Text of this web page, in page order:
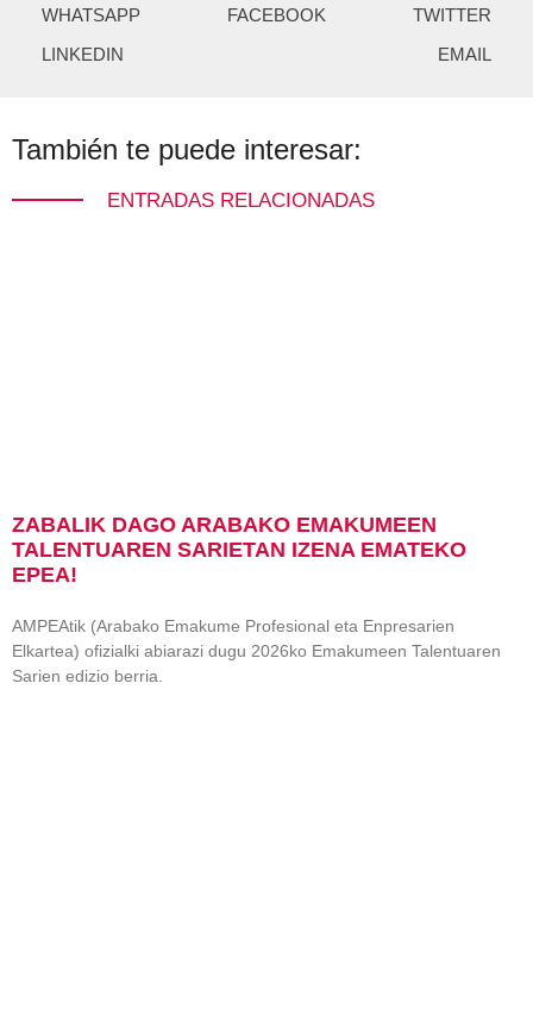
WHATSAPP FACEBOOK
TWITTER
LINKEDIN
EMAIL
También te puede interesar:
ENTRADAS RELACIONADAS
ZABALIK DAGO ARABAKO EMAKUMEEN
TALENTUAREN SARIETAN IZENA EMATEKO
EPEA!
AMPEAtik (Arabako Emakume Profesional eta Enpresarien
Elkartea) ofizialki abiarazi dugu 2026ko Emakumeen Talentuaren
Sarien edizio berria.